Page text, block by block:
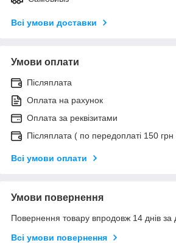
Всі умови доставки
Умови оплати
Післяплата
Оплата на рахунок
Оплата за реквізитами
Післяплата ( по передоплаті 150 грн
Всі умови оплати
Умови повернення
Повернення товару впродовж 14 днів за
Всі умови повернення